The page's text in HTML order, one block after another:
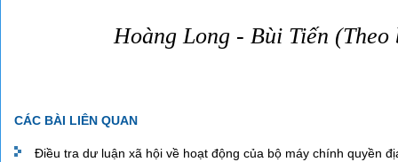
Hoàng Long - Bùi Tiến (Theo
CÁC BÀI LIÊN QUAN
Điều tra dư luận xã hội về hoạt động của bộ máy chính quyền